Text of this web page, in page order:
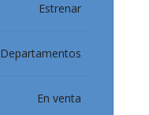
Estrenar
Departamentos
En venta